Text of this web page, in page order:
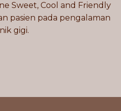
Sweet, Cool and Friendly
pasien pada pengalaman
gigi.